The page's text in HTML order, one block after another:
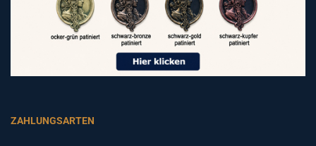
ZAHLUNGSARTEN